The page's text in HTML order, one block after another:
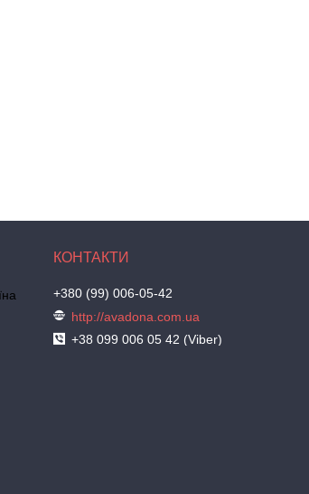
+380 (99) 006-05-42
http://avadona.com.ua
+38 099 006 05 42 (Viber)